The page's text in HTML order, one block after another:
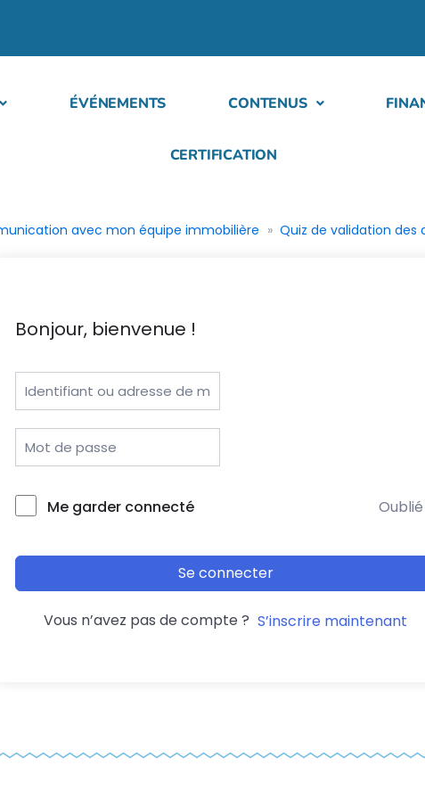
ÉVÉNEMENTS CONTENUS
CERTIFICATION
avec mon équipe immobilière Quiz de validation des
Bonjour, bienvenue !
Me garder connecté
Se connecter
Vous n’avez pas de compte ? S’inscrire maintenant